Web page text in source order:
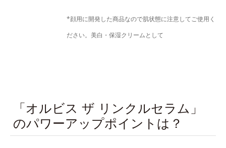
*顔用に開発した商品なので肌状態に注意してご使用く
ださい。美白・保湿クリームとして
「オルビス ザ リンクルセラム」
のパワーアップポイントは？